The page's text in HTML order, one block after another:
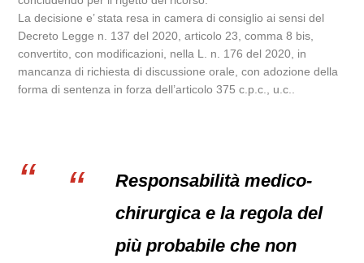
La decisione e’ stata resa in camera di consiglio ai sensi del
Decreto Legge n. 137 del 2020, articolo 23, comma 8 bis,
convertito, con modificazioni, nella L. n. 176 del 2020, in
mancanza di richiesta di discussione orale, con adozione della
forma di sentenza in forza dell’articolo 375 c.p.c., u.c..
Responsabilità medico-
chirurgica e la regola del
più probabile che non